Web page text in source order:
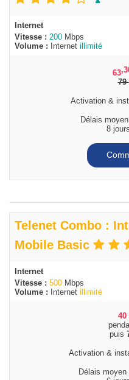
Internet
Vitesse : 200 Mbps
Volume : Internet illimité
63
79
Activation &
Délais
8
Telenet Combo :
Mobile Basic
Internet
Vitesse : 500 Mbps
Volume :
Internet illimité
40
puis
Activation &
Délais